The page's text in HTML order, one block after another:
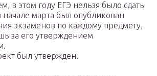
в этом году ЕГЭ нельзя было сдать
начале марта был опубликован
экзаменов по каждому предмету,
за его утверждением
был утвержден.